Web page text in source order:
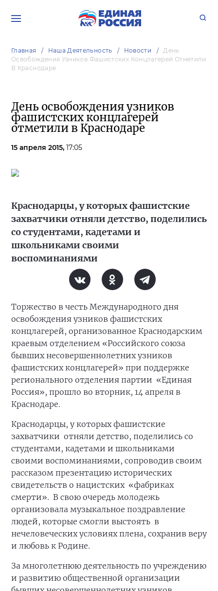
Главная Наша Деятельность Новости
День
Освобождения Узников Фашистских Концлагерей Отметили
В Краснодаре
День освобождения узников
фашистских концлагерей
отметили в Краснодаре
15 апреля 2015, 17:05
Краснодарцы, у которых фашистские
захватчики отняли детство, поделились
со студентами, кадетами и
школьниками своими
воспоминаниями
Торжество в честь Международного дня
освобождения узников фашистских
концлагерей, организованное Краснодарским
краевым отделением «Российского союза
бывших несовершеннолетних узников
фашистских концлагерей» при поддержке
регионального отделения партии «Единая
Россия», прошло во вторник, 14 апреля в
Краснодаре.
Краснодарцы, у которых фашистские
захватчики отняли детство, поделились со
студентами, кадетами и школьниками
своими воспоминаниями, сопроводив своим
рассказом презентацию исторических
свидетельств о нацистских «фабриках
смерти». В свою очередь молодежь
организовала музыкальное поздравление
людей, которые смогли выстоять в
нечеловеческих условиях плена, сохранив веру
и любовь к Родине.
За многолетнюю деятельность по учреждению
и развитию общественной организации